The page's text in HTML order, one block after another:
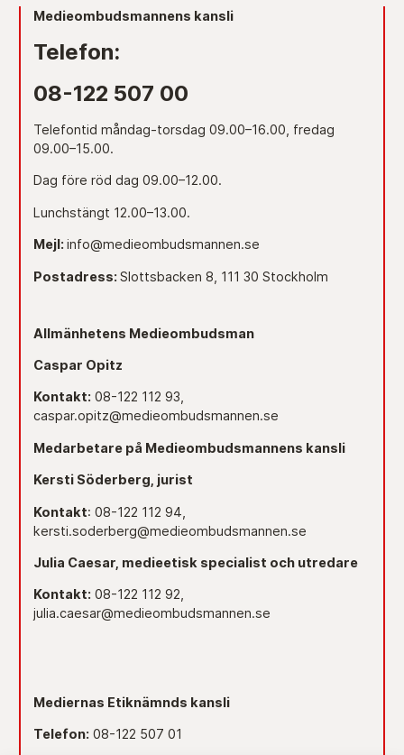
Medieombudsmannens kansli
Telefon:
08-122 507 00
Telefontid måndag-torsdag 09.00–16.00, fredag
09.00–15.00.
Dag före röd dag 09.00–12.00.
Lunchstängt 12.00–13.00.
Mejl: info@medieombudsmannen.se
Postadress: Slottsbacken 8, 111 30 Stockholm
Allmänhetens Medieombudsman
Caspar Opitz
Kontakt: 08-122 112 93,
caspar.opitz@medieombudsmannen.se
Medarbetare på Medieombudsmannens kansli
Kersti Söderberg, jurist
Kontakt: 08-122 112 94,
kersti.soderberg@medieombudsmannen.se
Julia Caesar, medieetisk specialist och utredare
Kontakt: 08-122 112 92,
julia.caesar@medieombudsmannen.se
Mediernas Etiknämnds kansli
Telefon: 08-122 507 01